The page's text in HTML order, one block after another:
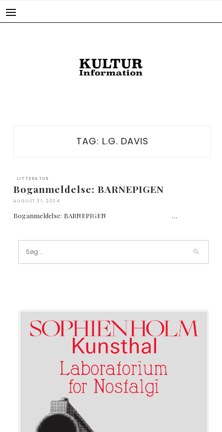
TAG: L.G. DAVIS
LITTERATUR
Boganmeldelse: BARNEPIGEN
AUGUST 21, 2024
Boganmeldelse: BARNEPIGEN …